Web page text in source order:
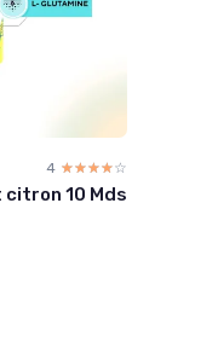
4 ☆☆☆☆☆
★★★★★
10 Mds